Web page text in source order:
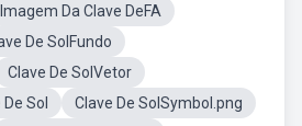
Imagem Da Clave DeFA
De SolFundo
Clave De SolVetor
Sol
Clave De SolSymbol.png